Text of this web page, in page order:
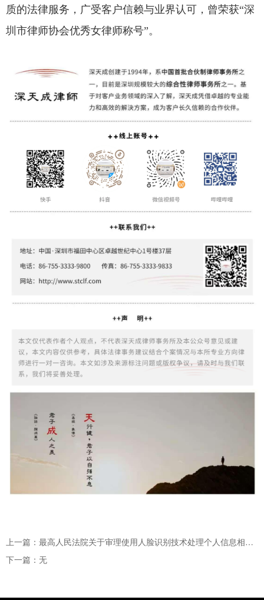
质的法律服务，广受客户信赖与业界认可，曾荣获“深
圳市律师协会优秀女律师称号”。
上一篇：最高人民法院关于审理使用人脸识别技术处理个人信息相关民事案件适用法律若干问题的规定
下一篇：无